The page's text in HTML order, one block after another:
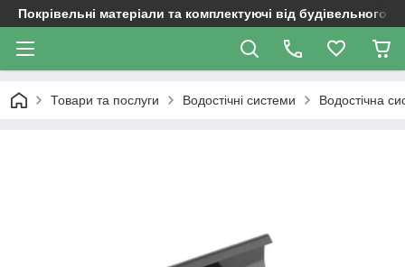
Покрівельні матеріали та комплектуючі від будівельного
Товари та послуги Водостічні системи Водостічна